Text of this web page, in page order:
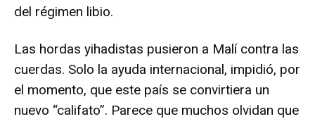
del régimen libio.
Las hordas yihadistas pusieron a Malí contra las
cuerdas. Solo la ayuda internacional, impidió, por
el momento, que este país se convirtiera un
nuevo “califato”. Parece que muchos olvidan que